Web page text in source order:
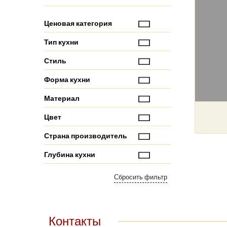
Ценовая категория
Тип кухни
Стиль
Форма кухни
Материал
Цвет
Страна производитель
Глубина кухни
Контакты